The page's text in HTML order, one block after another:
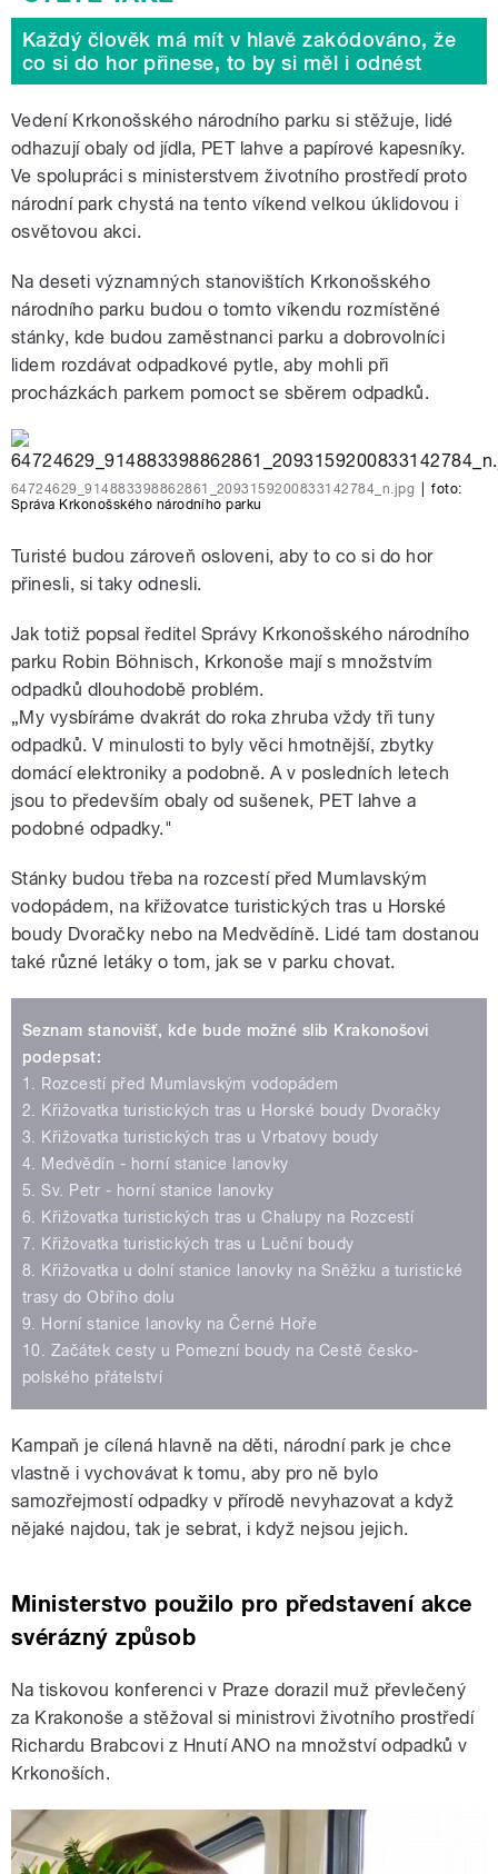
Každý člověk má mít v hlavě zakódováno, že
co si do hor přinese, to by si měl i odnést
Vedení Krkonošského národního parku si stěžuje, lidé
odhazují obaly od jídla, PET lahve a papírové kapesníky.
Ve spolupráci s ministerstvem životního prostředí proto
národní park chystá na tento víkend velkou úklidovou i
osvětovou akci.
Na deseti významných stanovištích Krkonošského
národního parku budou o tomto víkendu rozmístěné
stánky, kde budou zaměstnanci parku a dobrovolníci
lidem rozdávat odpadkové pytle, aby mohli při
procházkách parkem pomoct se sběrem odpadků.
64724629_914883398862861_2093159200833142784_n.jpg
foto:
Správa Krkonošského národního parku
Turisté budou zároveň osloveni, aby to co si do hor
přinesli, si taky odnesli.
Jak totiž popsal ředitel Správy Krkonošského národního
parku Robin Böhnisch, Krkonoše mají s množstvím
odpadků dlouhodobě problém.
„My vysbíráme dvakrát do roka zhruba vždy tři tuny
odpadků. V minulosti to byly věci hmotnější, zbytky
domácí elektroniky a podobně. A v posledních letech
jsou to především obaly od sušenek, PET lahve a
podobné odpadky."
Stánky budou třeba na rozcestí před Mumlavským
vodopádem, na křižovatce turistických tras u Horské
boudy Dvoračky nebo na Medvědíně. Lidé tam dostanou
také různé letáky o tom, jak se v parku chovat.
Seznam stanovišť, kde bude možné slib Krakonošovi
podepsat:
1. Rozcestí před Mumlavským vodopádem
2. Křižovatka turistických tras u Horské boudy Dvoračky
3. Křižovatka turistických tras u Vrbatovy boudy
4. Medvědín - horní stanice lanovky
5. Sv. Petr - horní stanice lanovky
6. Křižovatka turistických tras u Chalupy na Rozcestí
7. Křižovatka turistických tras u Luční boudy
8. Křižovatka u dolní stanice lanovky na Sněžku a turistické
trasy do Obřího dolu
9. Horní stanice lanovky na Černé Hoře
10. Začátek cesty u Pomezní boudy na Cestě česko-
polského přátelství
Kampaň je cílená hlavně na děti, národní park je chce
vlastně i vychovávat k tomu, aby pro ně bylo
samozřejmostí odpadky v přírodě nevyhazovat a když
nějaké najdou, tak je sebrat, i když nejsou jejich.
Ministerstvo použilo pro představení akce
svérázný způsob
Na tiskovou konferenci v Praze dorazil muž převlečený
za Krakonoše a stěžoval si ministrovi životního prostředí
Richardu Brabcovi z Hnutí ANO na množství odpadků v
Krkonoších.